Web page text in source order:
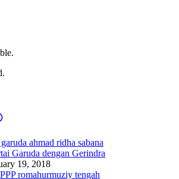
Garuda dengan Gerindra
19, 2018